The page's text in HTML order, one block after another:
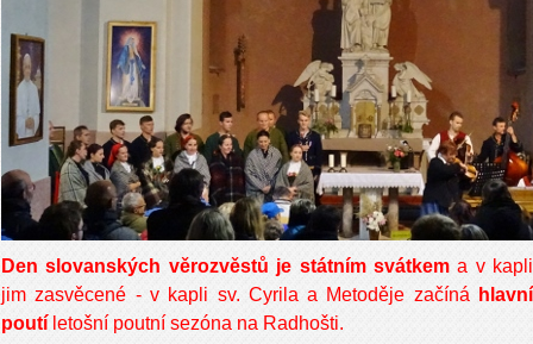
Den slovanských věrozvěstů je státním svátkema v kapli
jim zasvěcené - v kapli sv. Cyrila a Metoděje začíná
hlavní
poutí letošní poutní sezóna na Radhošti.